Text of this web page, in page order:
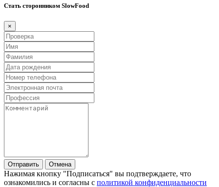
Стать сторонником SlowFood
×
Отправить Отмена
Нажимая кнопку "Подписаться" вы подтверждаете, что
ознакомились и согласны с политикой конфиденциальности